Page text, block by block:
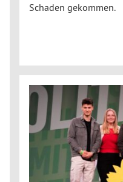
Schaden gekommen.